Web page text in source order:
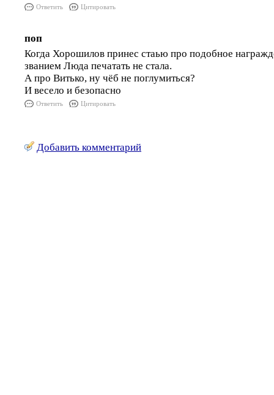
Ответить Цитировать
поп
Когда Хорошилов принес стаью про подобное
званием Люда печатать не стала.
А про Витько, ну чёб не поглумиться?
И весело и безопасно
Ответить Цитировать
Добавить комментарий